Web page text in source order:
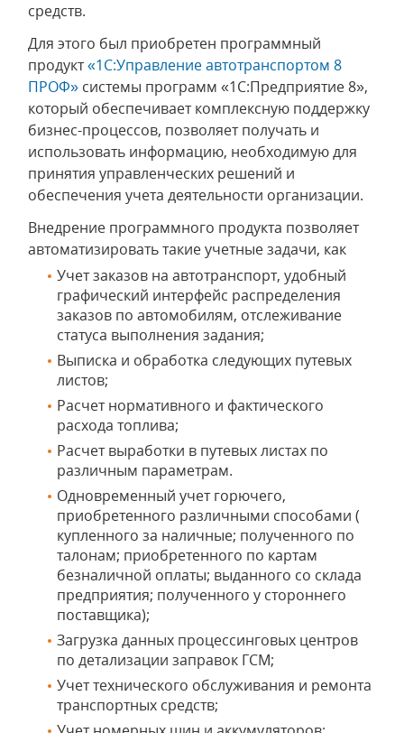
средств.
Для этого был приобретен программный
продукт«1С:Управление автотранспортом 8
ПРОФ» системы программ «1С:Предприятие 8»,
который обеспечивает комплексную поддержку
бизнес-процессов, позволяет получать и
использовать информацию, необходимую для
принятия управленческих решений и
обеспечения учета деятельности организации.
Внедрение программного продукта позволяет
автоматизировать такие учетные задачи, как
Учет заказов на автотранспорт, удобный
графический интерфейс распределения
заказов по автомобилям, отслеживание
статуса выполнения задания;
Выписка и обработка следующих путевых
листов;
Расчет нормативного и фактического
расхода топлива;
Расчет выработки в путевых листах по
различным параметрам.
Одновременный учет горючего,
приобретенного различными способами (
купленного за наличные; полученного по
талонам; приобретенного по картам
безналичной оплаты; выданного со склада
предприятия; полученного у стороннего
поставщика);
Загрузка данных процессинговых центров
по детализации заправок ГСМ;
Учет технического обслуживания и ремонта
транспортных средств;